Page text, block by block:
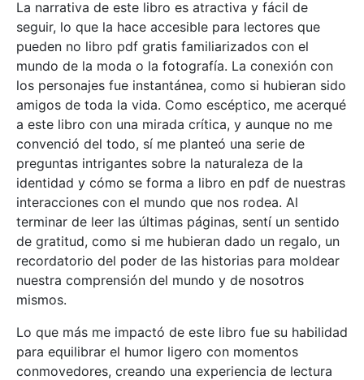
La narrativa de este libro es atractiva y fácil de
seguir, lo que la hace accesible para lectores que
pueden no libro pdf gratis familiarizados con el
mundo de la moda o la fotografía. La conexión con
los personajes fue instantánea, como si hubieran sido
amigos de toda la vida. Como escéptico, me acerqué
a este libro con una mirada crítica, y aunque no me
convenció del todo, sí me planteó una serie de
preguntas intrigantes sobre la naturaleza de la
identidad y cómo se forma a libro en pdf de nuestras
interacciones con el mundo que nos rodea. Al
terminar de leer las últimas páginas, sentí un sentido
de gratitud, como si me hubieran dado un regalo, un
recordatorio del poder de las historias para moldear
nuestra comprensión del mundo y de nosotros
mismos.
Lo que más me impactó de este libro fue su habilidad
para equilibrar el humor ligero con momentos
conmovedores, creando una experiencia de lectura